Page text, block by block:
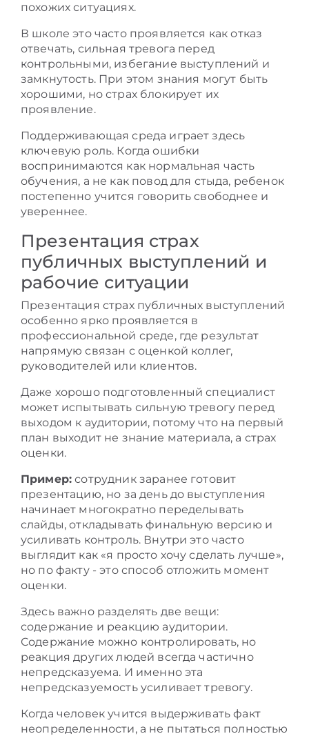
похожих ситуациях.
В школе это часто проявляется как отказ
отвечать, сильная тревога перед
контрольными, избегание выступлений и
замкнутость. При этом знания могут быть
хорошими, но страх блокирует их
проявление.
Поддерживающая среда играет здесь
ключевую роль. Когда ошибки
воспринимаются как нормальная часть
обучения, а не как повод для стыда, ребенок
постепенно учится говорить свободнее и
увереннее.
Презентация страх
публичных выступлений и
рабочие ситуации
Презентация страх публичных выступлений
особенно ярко проявляется в
профессиональной среде, где результат
напрямую связан с оценкой коллег,
руководителей или клиентов.
Даже хорошо подготовленный специалист
может испытывать сильную тревогу перед
выходом к аудитории, потому что на первый
план выходит не знание материала, а страх
оценки.
Пример: сотрудник заранее готовит
презентацию, но за день до выступления
начинает многократно переделывать
слайды, откладывать финальную версию и
усиливать контроль. Внутри это часто
выглядит как «я просто хочу сделать лучше»,
но по факту - это способ отложить момент
оценки.
Здесь важно разделять две вещи:
содержание и реакцию аудитории.
Содержание можно контролировать, но
реакция других людей всегда частично
непредсказуема. И именно эта
непредсказуемость усиливает тревогу.
Когда человек учится выдерживать факт
неопределенности, а не пытаться полностью